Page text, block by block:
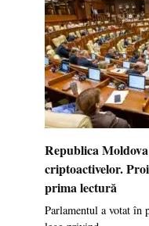
Republica
criptoactivelor.
prima lectură
Parlamentul a votat în